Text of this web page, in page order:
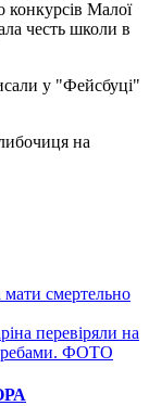
конкурсів Малої
честь школи в
у "Фейсбуці"
на
смертельно
перевіряли на
ФОТО